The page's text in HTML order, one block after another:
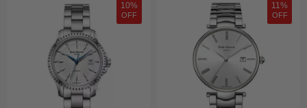
10%
OFF
11%
OFF